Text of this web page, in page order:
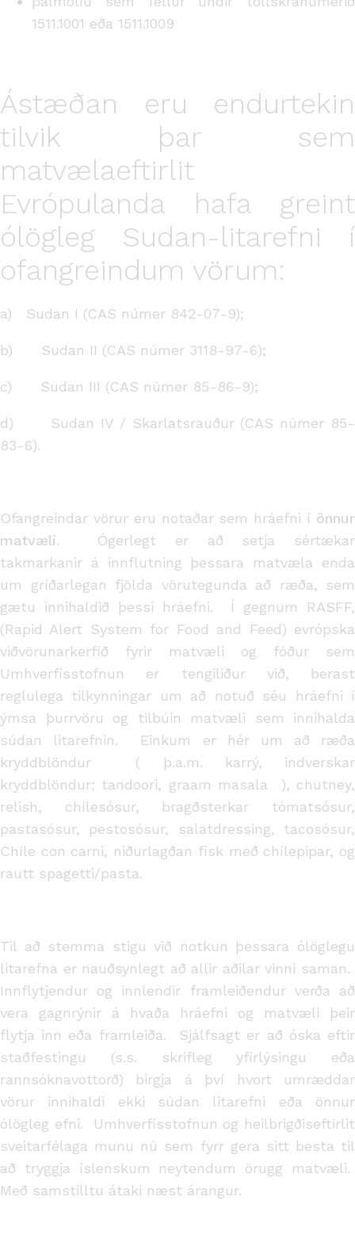
1511.1001 eða 1511.1009
Ástæðan eru endurtekin
tilvik þar sem
matvælaeftirlit
Evrópulanda hafa greint
ólögleg Sudan-litarefni í
ofangreindum vörum:
a) Sudan I (CAS númer 842-07-9);
b) Sudan II (CAS númer 3118-97-6);
c) Sudan III (CAS númer 85-86-9);
d) Sudan IV / Skarlatsrauður (CAS númer 85-
83-6).
Ofangreindar vörur eru notaðar sem hráefni í önnur
matvæli. Ógerlegt er að setja sértækar
takmarkanir á innflutning þessara matvæla enda
um gríðarlegan fjölda vörutegunda að ræða, sem
gætu innihaldið þessi hráefni. Í gegnum RASFF,
(Rapid Alert System for Food and Feed) evrópska
viðvörunarkerfið fyrir matvæli og fóður sem
Umhverfisstofnun er tengiliður við, berast
reglulega tilkynningar um að notuð séu hráefni í
ýmsa þurrvöru og tilbúin matvæli sem innihalda
súdan litarefnin. Einkum er hér um að ræða
kryddblöndur ( þ.a.m. karrý, indverskar
kryddblöndur; tandoori, graam masala ), chutney,
relish, chílesósur, bragðsterkar tómatsósur,
pastasósur, pestosósur, salatdressing, tacosósur,
Chíle con carni, niðurlagðan fisk með chílepipar, og
rautt spagetti/pasta.
Til að stemma stigu við notkun þessara ólöglegu
litarefna er nauðsynlegt að allir aðilar vinni saman.
Innflytjendur og innlendir framleiðendur verða að
vera gagnrýnir á hvaða hráefni og matvæli þeir
flytja inn eða framleiða. Sjálfsagt er að óska eftir
staðfestingu (s.s. skrifleg yfirlýsingu eða
rannsóknavottorð) birgja á því hvort umræddar
vörur innihaldi ekki súdan litarefni eða önnur
ólögleg efni. Umhverfisstofnun og heilbrigðiseftirlit
sveitarfélaga munu nú sem fyrr gera sitt besta til
að tryggja íslenskum neytendum örugg matvæli.
Með samstilltu átaki næst árangur.